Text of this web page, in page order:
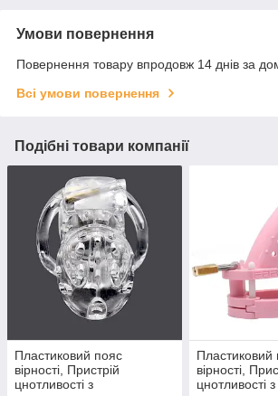
Умови повернення
Повернення товару впродовж 14 днів за
Всі умови повернення
Подібні товари компанії
Пластиковий пояс
вірності, Пристрій
цнотливості з
Пластиковий
вірності,
цнотливості з